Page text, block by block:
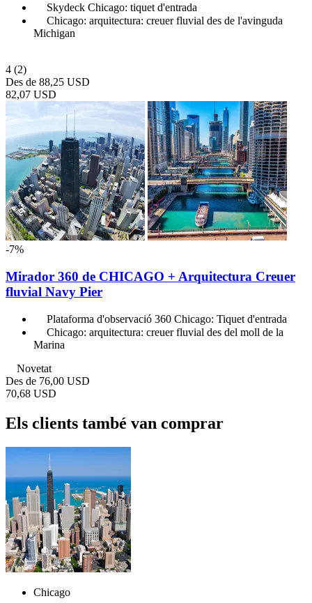
Skydeck Chicago: tiquet d'entrada
Chicago: arquitectura: creuer fluvial des de l'avinguda
Michigan
4 (2)
Des de 88,25 USD
82,07 USD
-7%
Mirador 360 de CHICAGO + Arquitectura Creuer
fluvial Navy Pier
Plataforma d'observació 360 Chicago: Tiquet d'entrada
Chicago: arquitectura: creuer fluvial des del moll de la
Marina
Novetat
Des de 76,00 USD
70,68 USD
Els clients també van comprar
Chicago